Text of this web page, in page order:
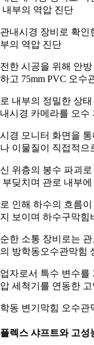
내시경 장비로 확인
의 역압 진단
한 시공을 위해 안
고 75mm PVC 오수
내부의 정밀한 상태
시경 카메라를 오수
경 모니터 화면을
이물질이 직접적으
위층의 봉수 파괴
부딪치며 관로 내부
인해 하수의 흐름
보이며 하수구막힘
한 소통 장비로는
방학동오수관막힘
자로서 특수 변수를
세척기를 연동한
동 변기막힘 오수관
렉스 샤프트와 고성